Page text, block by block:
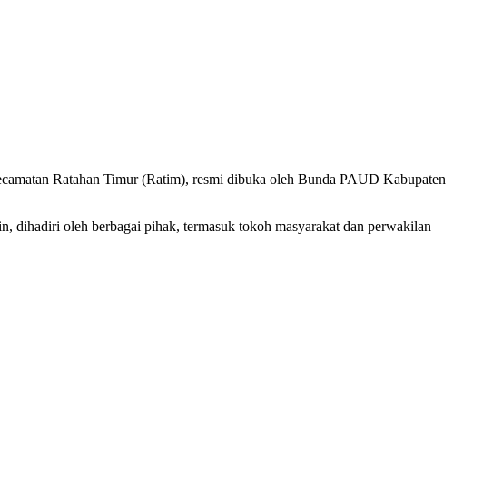
Ratahan Timur (Ratim), resmi dibuka oleh Bunda PAUD Kabupaten
dihadiri oleh berbagai pihak, termasuk tokoh masyarakat dan perwakilan